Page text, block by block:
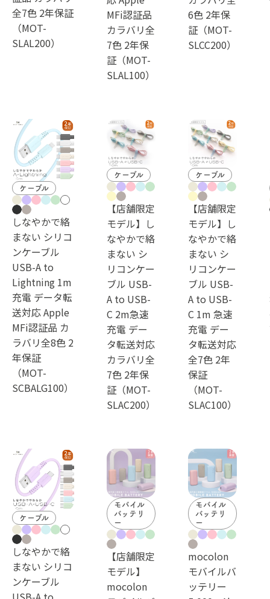
全7色 2年保証
（MOT-
SLAL200）
MFi認証品
カラバリ全
7色 2年保
証（MOT-
SLAL100）
6色 2年保
証（MOT-
SLCC200）
ケーブル
しなやかで絡
まない シリコ
ンケーブル
USB-A to
Lightning 1m
充電 データ転
送対応 Apple
MFi認証品 カ
ラバリ全8色 2
年保証
（MOT-
SCBALG100）
ケーブル
【店舗限定
モデル】し
なやかで絡
まない シ
リコンケー
ブル USB-
A to USB-
C 2m急速
充電 デー
タ転送対応
カラバリ全
7色 2年保
証（MOT-
SLAC200）
ケーブル
【店舗限定
モデル】し
なやかで絡
まない シ
リコンケー
ブル USB-
A to USB-
C 1m 急速
充電 デー
タ転送対応
全7色 2年
保証
（MOT-
SLAC100）
ケーブル
しなやかで絡
まない シリコ
ンケーブル
モバイル
バッテリ
ー
【店舗限定
モデル】
mocolon
モバイル
バッテリ
ー
mocolon
モバイルバ
ッテリー